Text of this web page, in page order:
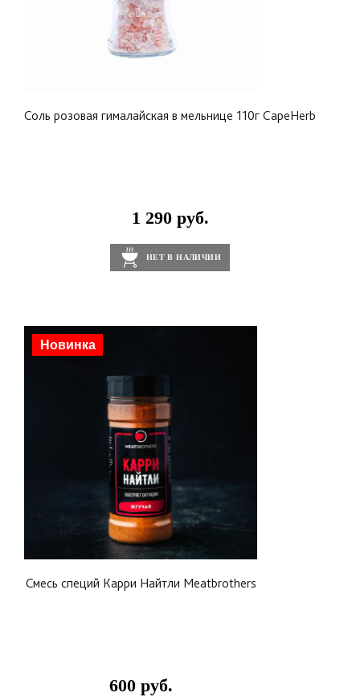
Соль розовая гималайская в мельнице 110г CapeHerb
1 290 руб.
НЕТ В НАЛИЧИИ
Новинка
Смесь специй Карри Найтли Meatbrothers
600 руб.